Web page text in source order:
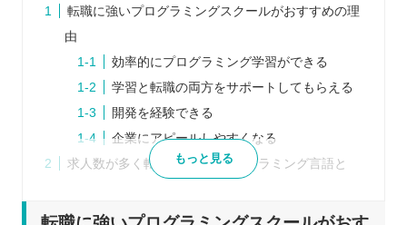
転職に強いプログラミングスクールがおすすめの理
由
効率的にプログラミング学習ができる
学習と転職の両方をサポートしてもらえる
開発を経験できる
企業にアピールしやすくなる
求人数が多く転職に有利なプログラミング言語と
PHP
もっと見る